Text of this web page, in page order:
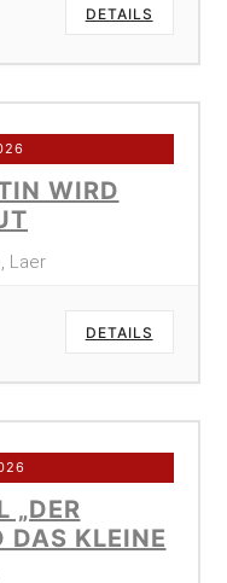
DETAILS
WIRD
Laer
DETAILS
„DER
DAS KLEINE